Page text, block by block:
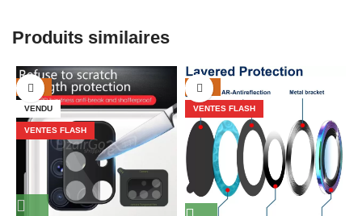
Produits similaires
-50%
VENDU
VENTES FLASH
-50%
VENTES FLASH